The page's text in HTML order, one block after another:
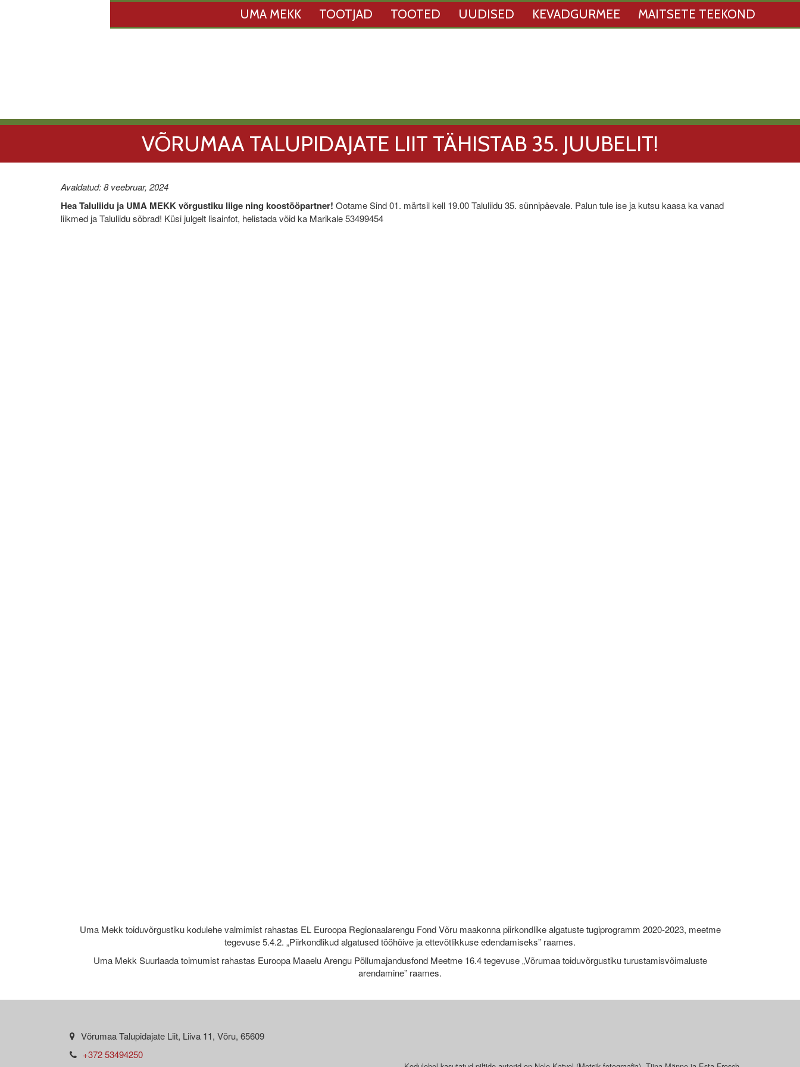
UMA MEKK TOOTJAD TOOTED UUDISED KEVADGURMEE MAITSETE TEEKOND
VÕRUMAA TALUPIDAJATE LIIT TÄHISTAB 35. JUUBELIT!
Avaldatud: 8 veebruar, 2024
Hea Taluliidu ja UMA MEKK võrgustiku liige ning koostööpartner! Ootame Sind 01. märtsil kell 19.00 Taluliidu 35. sünnipäevale. Palun tule ise ja kutsu kaasa ka vanad
liikmed ja Taluliidu sõbrad! Küsi julgelt lisainfot, helistada võid ka Marikale 53499454
Uma Mekk toiduvõrgustiku kodulehe valmimist rahastas EL Euroopa Regionaalarengu Fond Võru maakonna piirkondlike algatuste tugiprogramm 2020-2023, meetme
tegevuse 5.4.2. „Piirkondlikud algatused tööhõive ja ettevõtlikkuse edendamiseks” raames.
Uma Mekk Suurlaada toimumist rahastas Euroopa Maaelu Arengu Põllumajandusfond Meetme 16.4 tegevuse „Võrumaa toiduvõrgustiku turustamisvõimaluste
arendamine” raames.
Võrumaa Talupidajate Liit, Liiva 11, Võru, 65609
+372 53494250